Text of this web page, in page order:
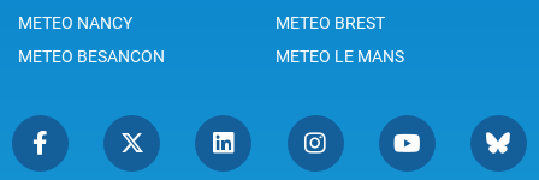
METEO NANCY
METEO BREST
METEO BESANCON
METEO LE MANS